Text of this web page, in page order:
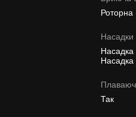
Роторна
Насадки
Насадка
Насадка
Так